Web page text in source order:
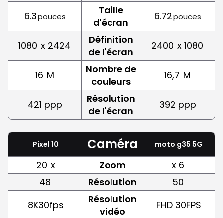
6.3pouces
Taille
d'écran
6.72pouces
1080 x 2424
Définition
de l'écran
2400 x 1080
16 M
Nombre de
couleurs
16,7 M
421 ppp
Résolution
de l'écran
392 ppp
Pixel 10 Caméra moto g35 5G
20 x Zoom
x 6
48
Résolution
50
8K30fps
Résolution
vidéo
FHD 30FPS